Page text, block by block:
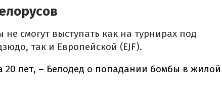
смогут выступать как на турнирах под
так и Европейской (EJF).
20 лет, – Белодед о попадании бомбы в жилой